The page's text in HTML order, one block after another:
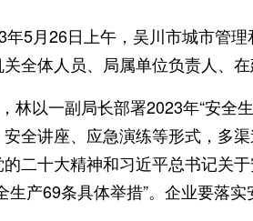
月26日上午，吴川市城市管理
全体人员、局属单位负责人、
以一副局长部署2023年“安全
全讲座、应急演练等形式，多
二十大精神和习近平总书记关
生产69条具体举措”。企业要落